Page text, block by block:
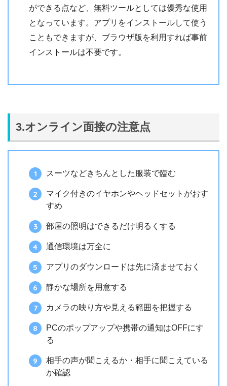
ができる点など、無料ツールとしては優秀な使用
となっています。アプリをインストールして使う
こともできますが、ブラウザ版を利用すれば事前
インストールは不要です。
3.オンライン面接の注意点
スーツなどきちんとした服装で臨む
マイク付きのイヤホンやヘッドセットがおす
すめ
部屋の照明はできるだけ明るくする
通信環境は万全に
アプリのダウンロードは先に済ませておく
静かな場所を用意する
カメラの映り方や見える範囲を把握する
PCのポップアップや携帯の通知はOFFにす
る
相手の声が聞こえるか・相手に聞こえている
か確認